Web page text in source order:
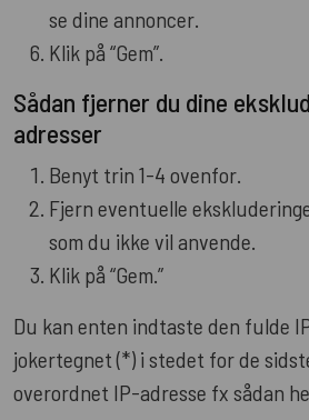
se dine annoncer.
Klik på “Gem”.
Sådan fjerner du dine
adresser
Benyt trin 1-4 ovenfor.
Fjern eventuelle
som du ikke vil anvende.
Klik på “Gem.”
Du kan enten indtaste den fulde
jokertegnet (*) i stedet for de
overordnet IP-adresse fx sådan